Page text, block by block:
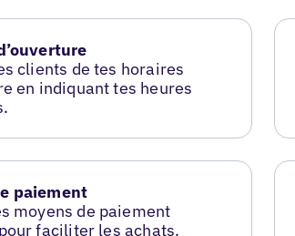
clients de tes horaires
en indiquant tes heures
paiement
moyens de paiement
faciliter les achats.